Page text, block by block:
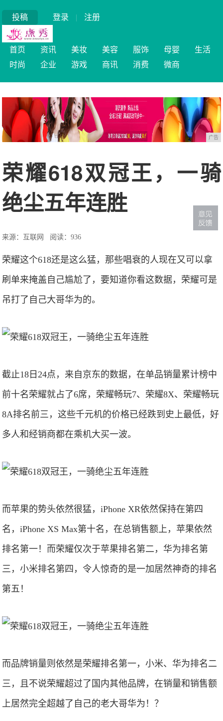
投稿 登录 | 注册
首页 资讯 美妆 美容 服饰 母婴
生活
时尚
企业 游戏 商讯 消费 微商
广告
荣耀618双冠王，一骑
绝尘五年连胜
来源：互联网 阅读：936
荣耀这个618还是这么猛，那些唱衰的人现在又可以拿
刷单来掩盖自己尴尬了，要知道你看这数据，荣耀可是
吊打了自己大哥华为的。
截止18日24点，来自京东的数据，在单品销量累计榜中
前十名荣耀就占了6席，荣耀畅玩7、荣耀8X、荣耀畅玩
8A排名前三，这些千元机的价格已经跌到史上最低，好
多人和经销商都在乘机大买一波。
而苹果的势头依然很猛，iPhone XR依然保持在第四
名，iPhone XS Max第十名，在总销售额上，苹果依然
排名第一！而荣耀仅次于苹果排名第二，华为排名第
三，小米排名第四，令人惊奇的是一加居然神奇的排名
第五！
而品牌销量则依然是荣耀排名第一，小米、华为排名二
三，且不说荣耀超过了国内其他品牌，在销量和销售额
上居然完全超越了自己的老大哥华为！？